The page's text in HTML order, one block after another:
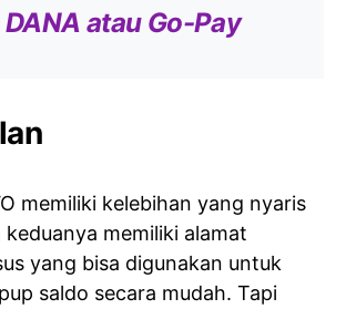
DANA atau Go-Pay
memiliki kelebihan yang nyaris
keduanya memiliki alamat
yang bisa digunakan untuk
saldo secara mudah. Tapi